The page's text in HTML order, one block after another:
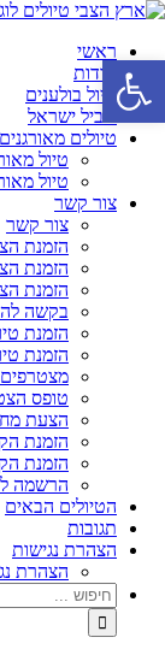
פתח סרגל
ראשי
אודות
טיול בולענים
שביל ישראל
טיולים
טיול
טיול
צור קשר
צור קשר
הזמנת
הזמנת
הזמנת
בקשה
הזמנת
הזמנת
טופס
הצעת
הזמנת
הזמנת
הרשמה
הטיולים הבאים
תגובות
הצהרת נגישות
הצהרת